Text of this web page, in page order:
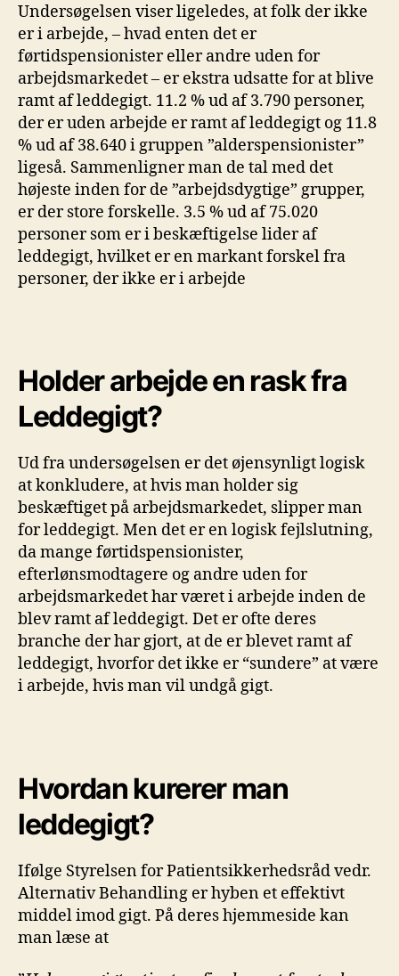
Undersøgelsen viser ligeledes, at folk der ikke
er i arbejde, – hvad enten det er
førtidspensionister eller andre uden for
arbejdsmarkedet – er ekstra udsatte for at blive
ramt af leddegigt. 11.2 % ud af 3.790 personer,
der er uden arbejde er ramt af leddegigt og 11.8
% ud af 38.640 i gruppen ”alderspensionister”
ligeså. Sammenligner man de tal med det
højeste inden for de ”arbejdsdygtige” grupper,
er der store forskelle. 3.5 % ud af 75.020
personer som er i beskæftigelse lider af
leddegigt, hvilket er en markant forskel fra
personer, der ikke er i arbejde
Holder arbejde en rask fra
Leddegigt?
Ud fra undersøgelsen er det øjensynligt logisk
at konkludere, at hvis man holder sig
beskæftiget på arbejdsmarkedet, slipper man
for leddegigt. Men det er en logisk fejlslutning,
da mange førtidspensionister,
efterlønsmodtagere og andre uden for
arbejdsmarkedet har været i arbejde inden de
blev ramt af leddegigt. Det er ofte deres
branche der har gjort, at de er blevet ramt af
leddegigt, hvorfor det ikke er “sundere” at være
i arbejde, hvis man vil undgå gigt.
Hvordan kurerer man
leddegigt?
Ifølge Styrelsen for Patientsikkerhedsråd vedr.
Alternativ Behandling er hyben et effektivt
middel imod gigt. På deres hjemmeside kan
man læse at